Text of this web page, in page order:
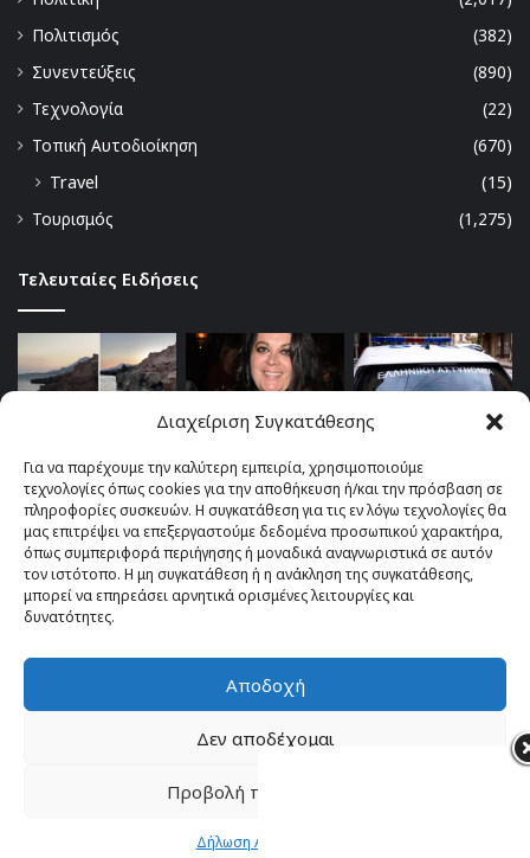
Διαχείριση Συγκατάθεσης
Για να παρέχουμε την καλύτερη εμπειρία, χρησιμοποιούμε
τεχνολογίες όπως cookies για την αποθήκευση ή/και την πρόσβαση σε
πληροφορίες συσκευών. Η συγκατάθεση για τις εν λόγω τεχνολογίες θα
μας επιτρέψει να επεξεργαστούμε δεδομένα προσωπικού χαρακτήρα,
όπως συμπεριφορά περιήγησης ή μοναδικά αναγνωριστικά σε αυτόν
τον ιστότοπο. Η μη συγκατάθεση ή η ανάκληση της συγκατάθεσης,
μπορεί να επηρεάσει αρνητικά ορισμένες λειτουργίες και
δυνατότητες.
Αποδοχή
Δεν αποδέχομαι
Προβολή προτιμήσεων
Δήλωση Απορρήτου
Πολιτισμός
(382)
Συνεντεύξεις
(890)
Τεχνολογία
(22)
Τοπική Αυτοδιοίκηση
(670)
Travel
(15)
Τουρισμός
(1,275)
Τελευταίες Ειδήσεις
© Copyright 2026, All Rights Reserved |TOP fm 102.4